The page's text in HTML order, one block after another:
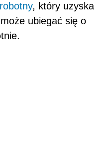
, który uzyska
ubiegać się o